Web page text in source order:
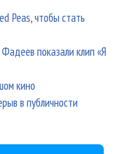
Peas, чтобы стать
показали клип «Я
кино
в публичности